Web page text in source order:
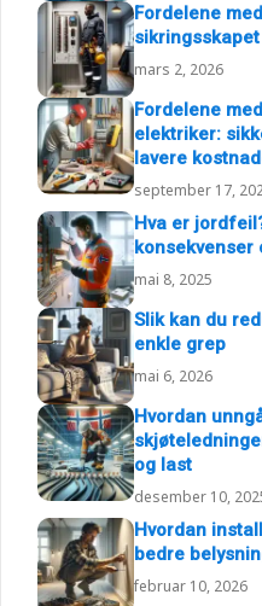
Fordelene
sikringsskapet
mars 2, 2026
Fordelene
elektriker:
lavere
september 17,
Hva er
konsekvenser
mai 8, 2025
Slik kan du
enkle grep
mai 6, 2026
Hvordan
og last
desember 10,
Hvordan
bedre
februar 10, 2026